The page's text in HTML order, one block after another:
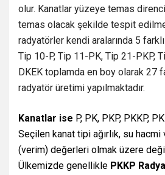
olur. Kanatlar yüzeye temas
temas olacak şekilde tespit
radyatörler kendi aralarında 5
Tip 10-P, Tip 11-PK, Tip 21-PKP,
DKEK toplamda en boy olarak 27
radyatör üretimi yapılmaktadır.
Kanatlar ise P, PK, PKP, PKKP,
Seçilen kanat tipi ağırlık, su hacmi
(verim) değerleri olmak üzere
Ülkemizde genellikle PKKP